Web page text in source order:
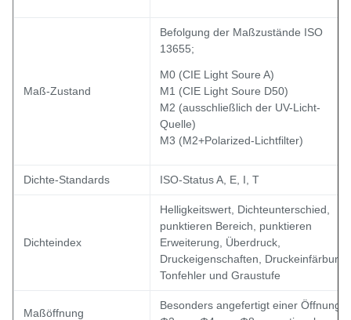
Maß-Zustand
Befolgung der Maßzustände ISO
13655;
M0 (CIE Light Soure A)
M1 (CIE Light Soure D50)
M2 (ausschließlich der UV-Licht-
Quelle)
M3 (M2+Polarized-Lichtfilter)
Dichte-Standards ISO-Status A, E, I, T
Dichteindex
Helligkeitswert, Dichteunterschied,
punktieren Bereich, punktieren
Erweiterung, Überdruck,
Druckeigenschaften, Druckeinfärbung,
Tonfehler und Graustufe
Maßöffnung
Besonders angefertigt einer Öffnung: